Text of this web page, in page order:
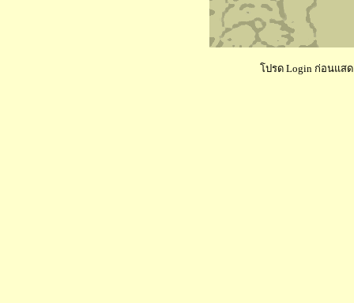
โปรด Login ก่อนแสด